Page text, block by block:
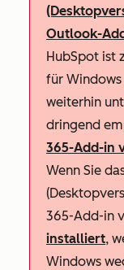
Outlook-
HubSpot ist
für
weiterhin
dringend
365-Add-in
Wenn Sie
365-Add-in
installiert,
Windows